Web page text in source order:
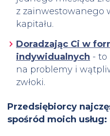
z zainwestowanego
kapitału.
Doradzając Ci w
indywidualnych - to
na problemy i
zwłoki.
Przedsiębiorcy
spośród moich usług: